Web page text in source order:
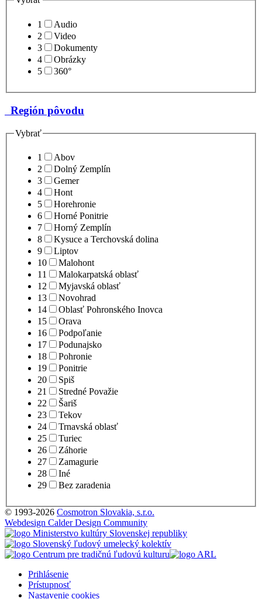
1
Audio
2
Video
3
Dokumenty
4
Obrázky
5
360°
Región pôvodu
Vybrať
1
Abov
2
Dolný Zemplín
3
Gemer
4
Hont
5
Horehronie
6
Horné Ponitrie
7
Horný Zemplín
8
Kysuce a Terchovská dolina
9
Liptov
10
Malohont
11
Malokarpatská oblasť
12
Myjavská oblasť
13
Novohrad
14
Oblasť Pohronského Inovca
15
Orava
16
Podpoľanie
17
Podunajsko
18
Pohronie
19
Ponitrie
20
Spiš
21
Stredné Považie
22
Šariš
23
Tekov
24
Trnavská oblasť
25
Turiec
26
Záhorie
27
Zamagurie
28
Iné
29
Bez zaradenia
© 1993-2026 Cosmotron Slovakia, s.r.o.
Webdesign Calder Design Community
Prihlásenie
Prístupnosť
Nastavenie cookies